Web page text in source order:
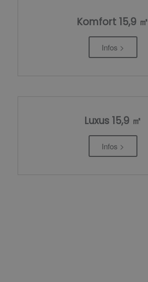
Komfort 15,9 ㎡
Infos >
Luxus 15,9 ㎡
Infos >